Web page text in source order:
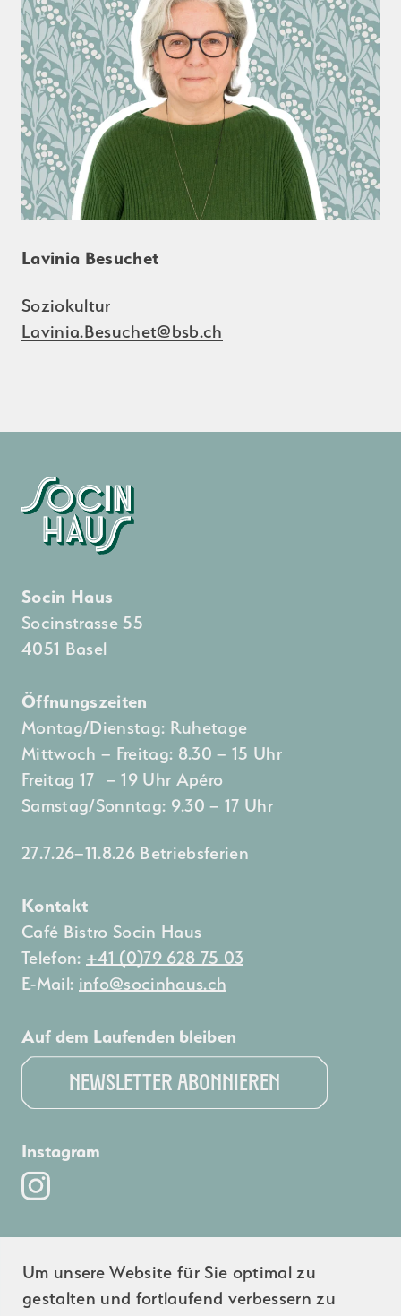
Lavinia Besuchet
Soziokultur
Lavinia.Besuchet@bsb.ch
Socin Haus
Socinstrasse 55
4051 Basel
Öffnungszeiten
Montag/Dienstag: Ruhetage
Mittwoch – Freitag: 8.30 – 15 Uhr
Freitag 17 – 19 Uhr Apéro
Samstag/Sonntag: 9.30 – 17 Uhr
27.7.26–11.8.26 Betriebsferien
Kontakt
Café Bistro Socin Haus
Telefon: +41 (0)79 628 75 03
E-Mail: info@socinhaus.ch
Auf dem Laufenden bleiben
Newsletter Abonnieren
Instagram
Partner:innen
Um unsere Website für Sie optimal zu
gestalten und fortlaufend verbessern zu